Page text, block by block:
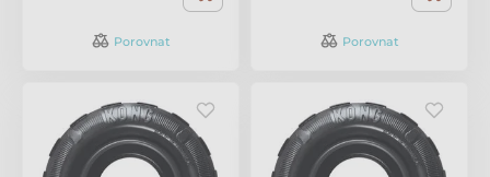
Porovnat Porovnat